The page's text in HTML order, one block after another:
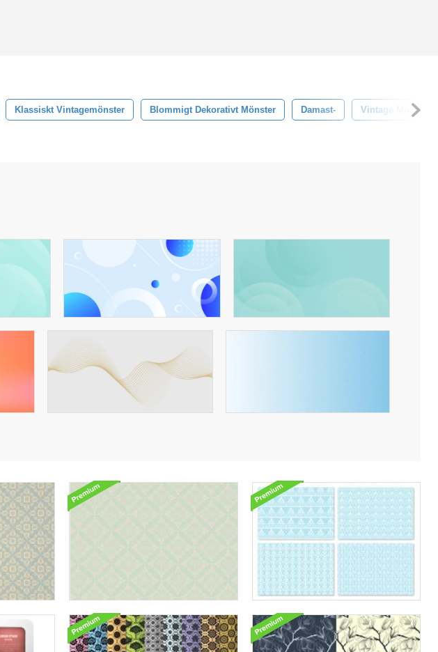
Klassiskt Vintagemönster Blommigt Dekorativt Mönster Damast- Vintage Mönster